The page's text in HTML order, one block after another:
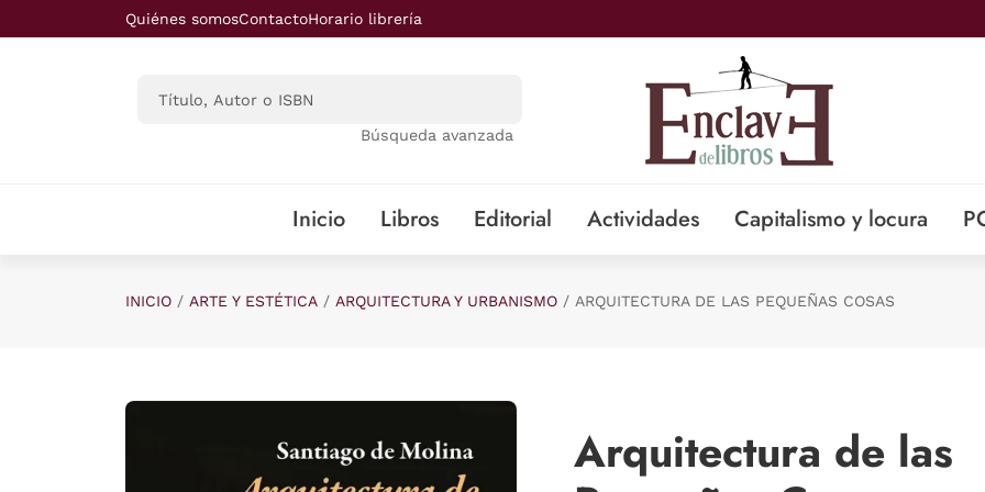
Saltar al contenido principal
Quiénes somosContactoHorario librería
Búsqueda avanzada
Inicio Libros Editorial Actividades Capitalismo y locura
INICIO ARTE Y ESTÉTICA ARQUITECTURA Y URBANISMO ARQUITECTURA DE LAS PEQUEÑAS COSAS
Arquitectura de las